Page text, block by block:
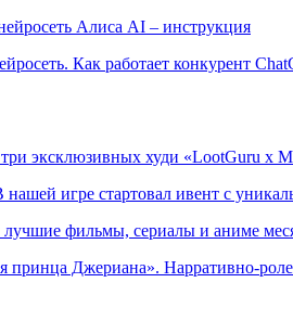
Алиса AI – инструкция
Как работает конкурент
эксклюзивных худи «LootGuru х
игре стартовал ивент с
лучшие фильмы, сериалы и аниме
принца Джериана». Нарративно-